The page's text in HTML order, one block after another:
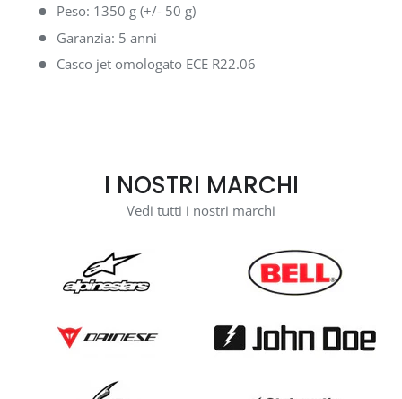
Peso: 1350 g (+/- 50 g)
Garanzia: 5 anni
Casco jet omologato ECE R22.06
I NOSTRI MARCHI
Vedi tutti i nostri marchi